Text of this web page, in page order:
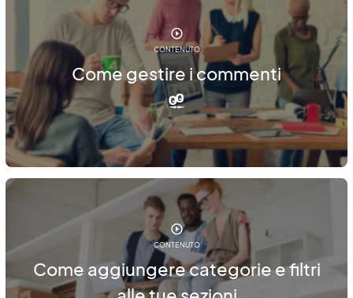
CONTENUTO
Come gestire i commenti
CONTENUTO
Come aggiungere categorie e filtri